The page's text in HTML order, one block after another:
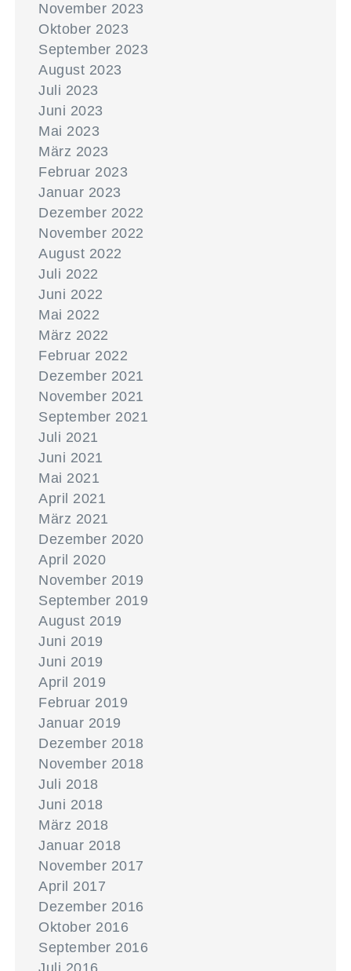
November 2023
Oktober 2023
September 2023
August 2023
Juli 2023
Juni 2023
Mai 2023
März 2023
Februar 2023
Januar 2023
Dezember 2022
November 2022
August 2022
Juli 2022
Juni 2022
Mai 2022
März 2022
Februar 2022
Dezember 2021
November 2021
September 2021
Juli 2021
Juni 2021
Mai 2021
April 2021
März 2021
Dezember 2020
April 2020
November 2019
September 2019
August 2019
Juni 2019
Juni 2019
April 2019
Februar 2019
Januar 2019
Dezember 2018
November 2018
Juli 2018
Juni 2018
März 2018
Januar 2018
November 2017
April 2017
Dezember 2016
Oktober 2016
September 2016
Juli 2016